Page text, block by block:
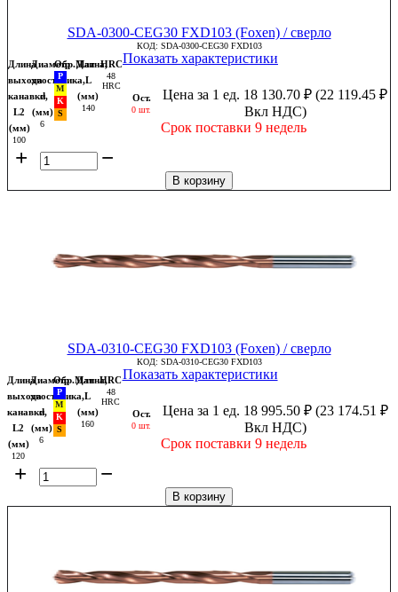
SDA-0300-CEG30 FXD103 (Foxen) / сверло
КОД: SDA-0300-CEG30 FXD103
Длина
выхода
канавки,
L2
(мм)
100
Диаметр
хвостовика,
d
(мм)
6
Обр.МатДлина,
L
(мм)
140
HRC
48
HRC
Показать характеристики
Ост.
0 шт.
Цена за 1 ед. 18 130.70 ₽ (22 119.45 ₽
Вкл НДС)
Срок поставки 9 недель
+ −
В корзину
SDA-0310-CEG30 FXD103 (Foxen) / сверло
КОД: SDA-0310-CEG30 FXD103
Длина
выхода
канавки,
L2
(мм)
120
Диаметр
хвостовика,
d
(мм)
6
Обр.МатДлина,
L
(мм)
160
HRC
48
HRC
Показать характеристики
Ост.
0 шт.
Цена за 1 ед. 18 995.50 ₽ (23 174.51 ₽
Вкл НДС)
Срок поставки 9 недель
+ −
В корзину